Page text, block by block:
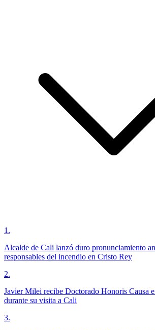
1 .
Alcalde de Cali lanzó duro pronunciamiento
responsables del incendio en Cristo Rey
2.
Javier Milei recibe Doctorado Honoris Causa
durante su visita a Cali
3.